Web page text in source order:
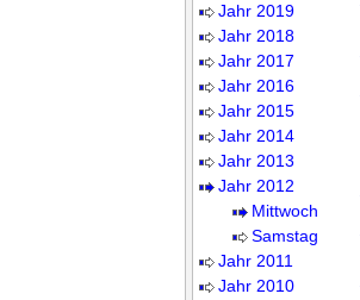
Jahr 2019
Jahr 2018
Jahr 2017
Jahr 2016
Jahr 2015
Jahr 2014
Jahr 2013
Jahr 2012
Mittwoch
Samstag
Jahr 2011
Jahr 2010